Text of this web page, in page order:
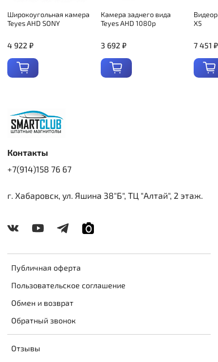
Широкоугольная камера
Teyes AHD SONY
4 922 ₽
Камера заднего вида
Teyes AHD 1080p
3 692 ₽
X5
7 451 ₽
Публичная оферта
Пользовательское соглашение
Обмен и возврат
Обратный звонок
Отзывы
Контакты
+7(914)158 76 67
г. Хабаровск, ул. Яшина 38"Б", ТЦ "Алтай", 2 этаж.